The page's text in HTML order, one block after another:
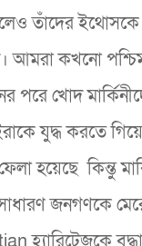
তাঁদের ইথোসকে
আমরা কখনো
পরে খোদ
যুদ্ধ করতে
হয়েছে কিন্তু
জনগণকে
হ্যারিটেজকে